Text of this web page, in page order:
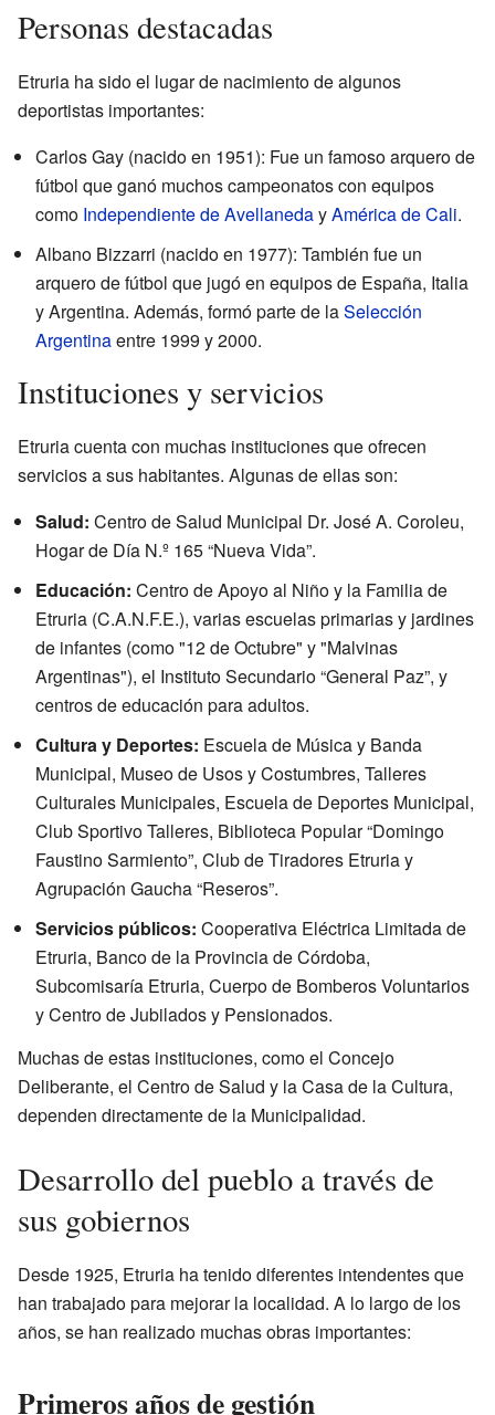
Personas destacadas
Etruria ha sido el lugar de nacimiento de algunos
deportistas importantes:
Carlos Gay (nacido en 1951): Fue un famoso arquero de
fútbol que ganó muchos campeonatos con equipos
como Independiente de AvellanedayAmérica de Cali.
Albano Bizzarri (nacido en 1977): También fue un
arquero de fútbol que jugó en equipos de España, Italia
y Argentina. Además, formó parte de laSelección
Argentinaentre 1999 y 2000.
Instituciones y servicios
Etruria cuenta con muchas instituciones que ofrecen
servicios a sus habitantes. Algunas de ellas son:
Salud: Centro de Salud Municipal Dr. José A. Coroleu,
Hogar de Día N.º 165 “Nueva Vida”.
Educación: Centro de Apoyo al Niño y la Familia de
Etruria (C.A.N.F.E.), varias escuelas primarias y jardines
de infantes (como "12 de Octubre" y "Malvinas
Argentinas"), el Instituto Secundario “General Paz”, y
centros de educación para adultos.
Cultura y Deportes: Escuela de Música y Banda
Municipal, Museo de Usos y Costumbres, Talleres
Culturales Municipales, Escuela de Deportes Municipal,
Club Sportivo Talleres, Biblioteca Popular “Domingo
Faustino Sarmiento”, Club de Tiradores Etruria y
Agrupación Gaucha “Reseros”.
Servicios públicos: Cooperativa Eléctrica Limitada de
Etruria, Banco de la Provincia de Córdoba,
Subcomisaría Etruria, Cuerpo de Bomberos Voluntarios
y Centro de Jubilados y Pensionados.
Muchas de estas instituciones, como el Concejo
Deliberante, el Centro de Salud y la Casa de la Cultura,
dependen directamente de la Municipalidad.
Desarrollo del pueblo a través de
sus gobiernos
Desde 1925, Etruria ha tenido diferentes intendentes que
han trabajado para mejorar la localidad. A lo largo de los
años, se han realizado muchas obras importantes:
Primeros años de gestión